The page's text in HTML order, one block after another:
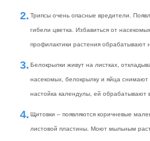
Трипсы очень опасные вредители.
гибели цветка. Избавиться от
профилактики растения обрабатывают
Белокрылки живут на листках,
насекомых, белокрылку и яйца снимают
настойка календулы, ей обрабатывают
Щитовки – появляются коричневые
листовой пластины. Моют мыльным